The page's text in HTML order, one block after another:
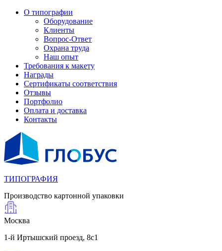
О типографии
Оборудование
Клиенты
Вопрос-Ответ
Охрана труда
Наш опыт
Требования к макету
Награды
Сертификаты соответствия
Отзывы
Портфолио
Оплата и доставка
Контакты
ТИПОГРАФИЯ
Производство картонной упаковки
Москва
1-й Иртышский проезд, 8с1